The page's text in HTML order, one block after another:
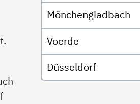
Mönchengladbach
Voerde
Düsseldorf